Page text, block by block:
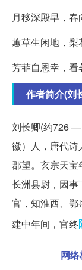
月移深殿早，春
蕙草生闲地，梨
芳菲自恩幸，看
作者简介(刘
刘长卿(约726 —
徽）人，唐代
郡望。玄宗天
长洲县尉，因
官，知淮西、
建中年间，官终
网络